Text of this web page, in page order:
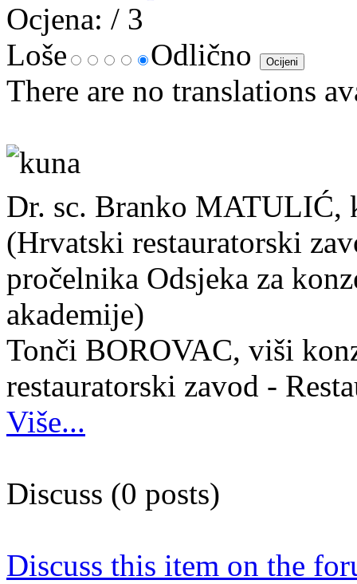
Ocjena: / 3
Loše
Odlično
There are no translations
Dr. sc. Branko MATULIĆ,
(Hrvatski restauratorski
pročelnika Odsjeka za
akademije)
Tonči BOROVAC, viši
restauratorski zavod -
Više...
Discuss (0 posts)
Discuss this item on the